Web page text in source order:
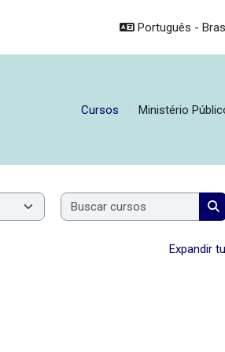
Português -
Cursos Ministério
Expandir
Unidades de Saúde do SUS